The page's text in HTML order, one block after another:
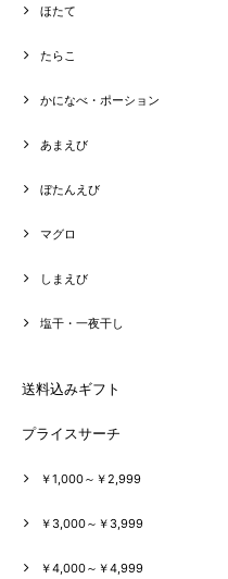
ほたて
たらこ
かになべ・ポーション
あまえび
ぼたんえび
マグロ
しまえび
塩干・一夜干し
送料込みギフト
プライスサーチ
￥1,000～￥2,999
￥3,000～￥3,999
￥4,000～￥4,999